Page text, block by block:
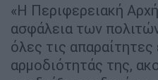
«Η Περιφερειακή
ασφάλεια των
όλες τις απαραίτητες
αρμοδιότητάς της,